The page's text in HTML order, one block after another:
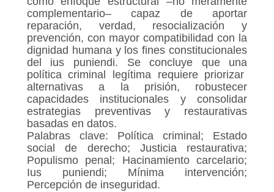
complementario– capaz de aportar
reparación, verdad, resocialización y
prevención, con mayor compatibilidad con la
dignidad humana y los fines constitucionales
del ius puniendi. Se concluye que una
política criminal legítima requiere priorizar
alternativas a la prisión, robustecer
capacidades institucionales y consolidar
estrategias preventivas y restaurativas
basadas en datos.
Palabras clave: Política criminal; Estado
social de derecho; Justicia restaurativa;
Populismo penal; Hacinamiento carcelario;
Ius puniendi; Mínima intervención;
Percepción de inseguridad.